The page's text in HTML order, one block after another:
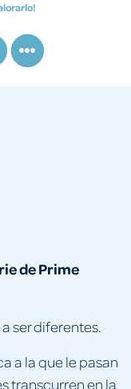
de Prime
ser diferentes.
a la que le pasan
transcurren en la